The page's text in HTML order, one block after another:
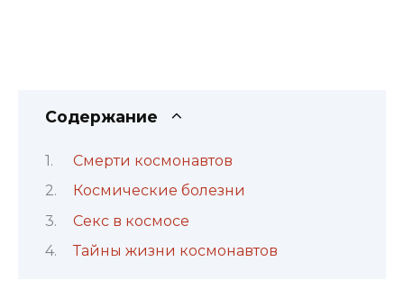
Содержание
Смерти космонавтов
Космические болезни
Секс в космосе
Тайны жизни космонавтов